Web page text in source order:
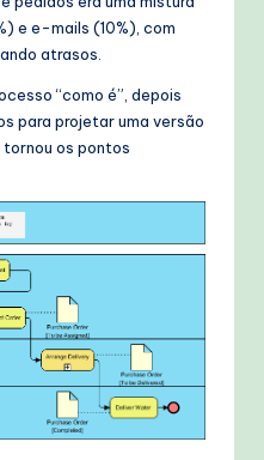
e e-mails (10%), com
atrasos.
“como é”, depois
para projetar uma versão
tornou os pontos